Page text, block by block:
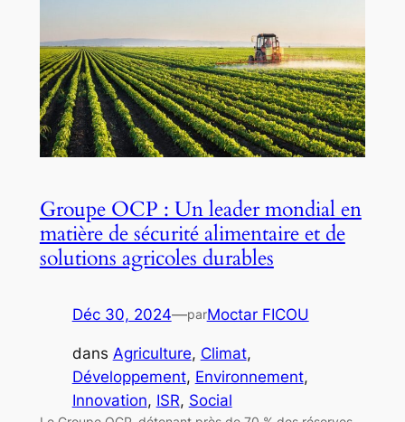
Groupe OCP : Un leader mondial en
matière de sécurité alimentaire et de
solutions agricoles durables
Déc 30, 2024—parMoctar FICOU
dans Agriculture, Climat
Développement, Environnement
Innovation, ISR, Social